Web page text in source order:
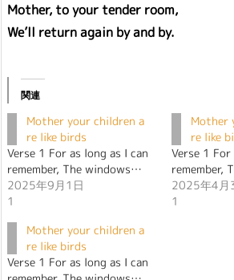
Mother, to your tender room,
We’ll return again by and by.
関連
Mother your children a
re like birds
Verse 1 For as long as I can
remember, The windows…
2025年9月1日
1
Mother
re like
Verse 1 For
remember,
2025年4月
1
Mother your children a
re like birds
Verse 1 For as long as I can